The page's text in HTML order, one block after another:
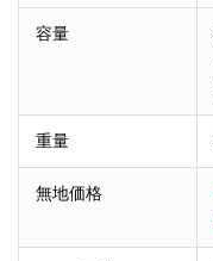
容量
重量
無地価格